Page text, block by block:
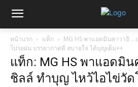
หน้าแรก แท็ก
MG HS พาแอดมินคาวาอิ
โปรยฝน บรรยากาศดี สบายใจ ได้บุญเต็ม++
แท็ก: MG HS พาแอดมิน
ชิลล์ ทำบุญ ไหว้ไอไข่วัด